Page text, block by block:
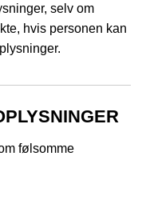
selv om
hvis personen kan
følsomme